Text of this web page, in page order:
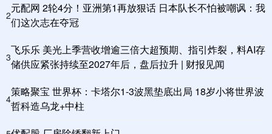
2
元配网 2轮4分！亚洲第1再放狠话 日本队长不怕被嘲讽：我
们这次志在夺冠
3
飞乐乐 美光上季营收增逾三倍大超预期、指引炸裂，料AI存
储供应紧张持续至2027年后，盘后拉升 | 财报见闻
4
策略聚宝 世界杯：卡塔尔1-3波黑垫底出局 18岁小将世界波
哲科造乌龙+中柱